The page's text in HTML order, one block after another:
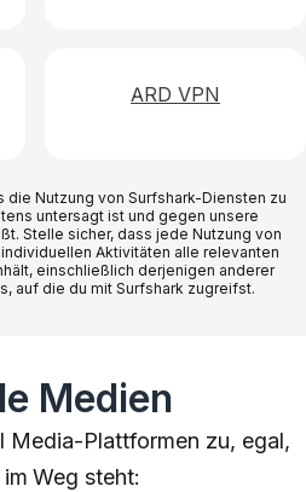
ARD VPN
die Nutzung von Surfshark-Diensten zu
untersagt ist und gegen unsere
Stelle sicher, dass jede Nutzung von
Aktivitäten alle relevanten
einschließlich derjenigen anderer
auf die du mit Surfshark zugreifst.
Medien
Media-Plattformen zu, egal,
Weg steht: